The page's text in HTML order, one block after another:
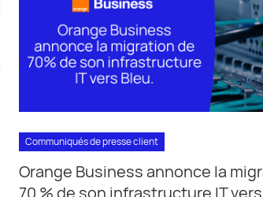
Communiqués de presse client
Orange Business annonce la